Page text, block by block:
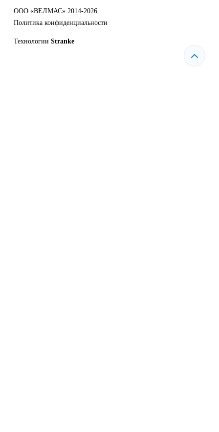
ООО «ВЕЛМАС» 2014-2026
Политика конфиденциальности
Технологии Stranke